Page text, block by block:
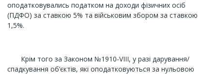
оподатковувались податком на доходи фізичних осіб
(ПДФО) за ставкою 5% та військовим збором за ставкою
1,5%.
Крім того за Законом №1910-VIII, у разі дарування/
спадкування об’єктів, які оподатковуються за нульовою